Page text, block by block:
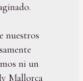
nuestros
ni un
Mallorca